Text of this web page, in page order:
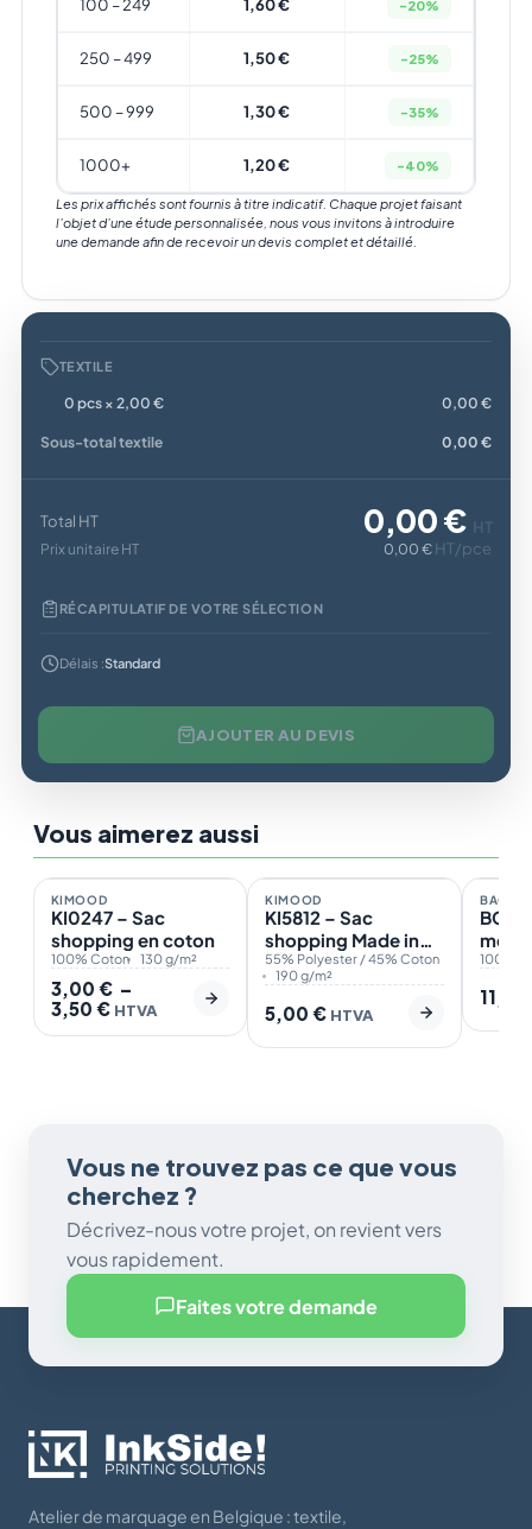
100 – 249 1,60 € -20%
250 – 499 1,50 € -25%
500 – 999 1,30 € -35%
1000+ 1,20 € -40%
Les prix affichés sont fournis à titre indicatif. Chaque projet faisant
l’objet d’une étude personnalisée, nous vous invitons à introduire
une demande afin de recevoir un devis complet et détaillé.
TEXTILE
0 pcs × 2,00 € 0,00 €
Sous-total textile 0,00 €
Total HT 0,00 € HT
Prix unitaire HT 0,00 € HT/pce
RÉCAPITULATIF DE VOTRE SÉLECTION
Délais :Standard
AJOUTER AU DEVIS
Vous aimerez aussi
3
En stock
KIMOOD
KI0247 – Sac
shopping en coton
100% Coton 130 g/m²
3,00 € –
3,50 €
Plage
de
prix :
3,00 €
à
3,50 €
HTVA
ÉCO
1
En stock
KIMOOD
KI5812 – Sac
shopping Made in
France
55% Polyester / 45% Coton
190 g/m²
5,00€ HTVA
En
BG71
100%
Vous ne trouvez pas ce que vous
cherchez ?
Décrivez-nous votre projet, on revient vers
vous rapidement.
Faites votre demande
Atelier de marquage en Belgique : textile,